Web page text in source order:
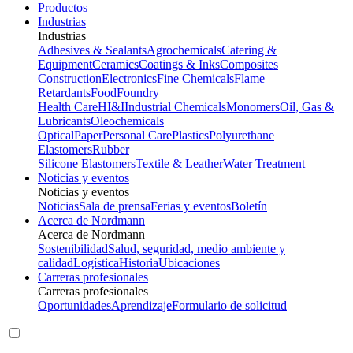
Productos
Industrias
Industrias
Adhesives & SealantsAgrochemicalsCatering &
EquipmentCeramicsCoatings & InksComposites
ConstructionElectronicsFine ChemicalsFlame
RetardantsFoodFoundry
Health CareHI&IIndustrial ChemicalsMonomersOil, Gas &
LubricantsOleochemicals
OpticalPaperPersonal CarePlasticsPolyurethane
ElastomersRubber
Silicone ElastomersTextile & LeatherWater Treatment
Noticias y eventos
Noticias y eventos
NoticiasSala de prensaFerias y eventosBoletín
Acerca de Nordmann
Acerca de Nordmann
SostenibilidadSalud, seguridad, medio ambiente y
calidadLogísticaHistoriaUbicaciones
Carreras profesionales
Carreras profesionales
OportunidadesAprendizajeFormulario de solicitud